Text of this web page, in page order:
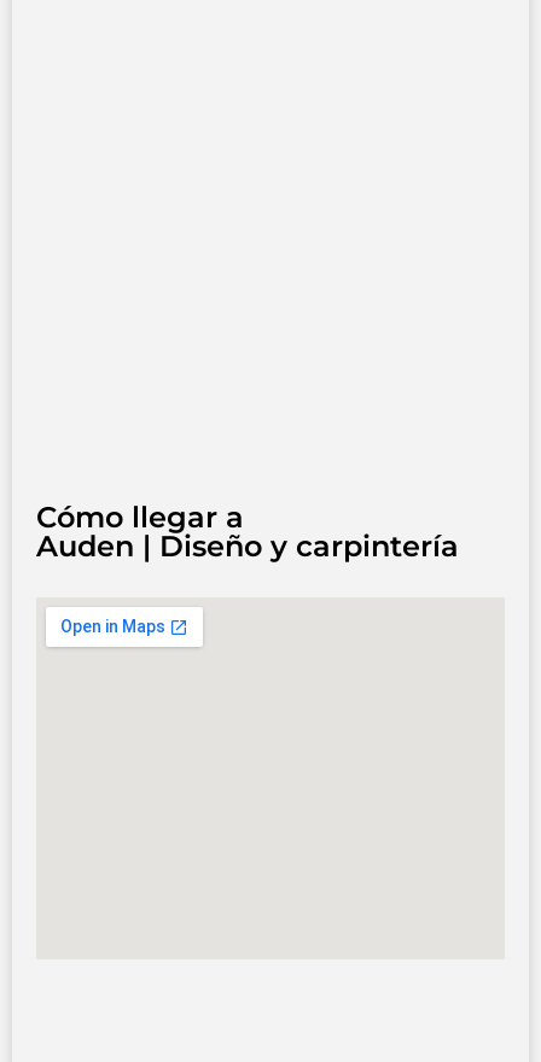
Cómo llegar a
Auden | Diseño y carpintería